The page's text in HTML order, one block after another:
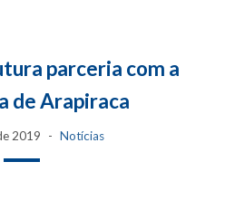
parceria com a
de Arapiraca
2019 Notícias